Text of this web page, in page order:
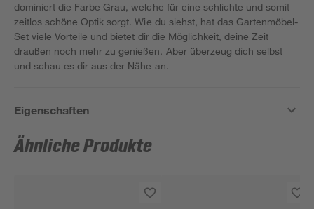
dominiert die Farbe Grau, welche für eine schlichte und somit
zeitlos schöne Optik sorgt. Wie du siehst, hat das Gartenmöbel-
Set viele Vorteile und bietet dir die Möglichkeit, deine Zeit
draußen noch mehr zu genießen. Aber überzeug dich selbst
und schau es dir aus der Nähe an.
Eigenschaften
Ähnliche Produkte